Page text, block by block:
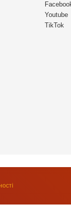
Youtube
TikTok